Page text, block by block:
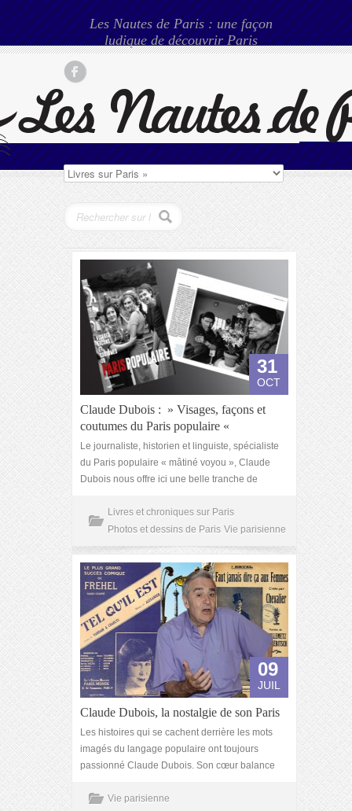
Les Nautes de Paris : une façon
ludique de découvrir Paris
31
OCT
Claude Dubois : » Visages, façons et
coutumes du Paris populaire «
Le journaliste, historien et linguiste, spécialiste
du Paris populaire « mâtiné voyou », Claude
Dubois nous offre ici une belle tranche de
Livres et chroniques sur Paris
Photos et dessins de Paris Vie parisienne
09
JUIL
Claude Dubois, la nostalgie de son Paris
Les histoires qui se cachent derrière les mots
imagés du langage populaire ont toujours
passionné Claude Dubois. Son cœur balance
Vie parisienne